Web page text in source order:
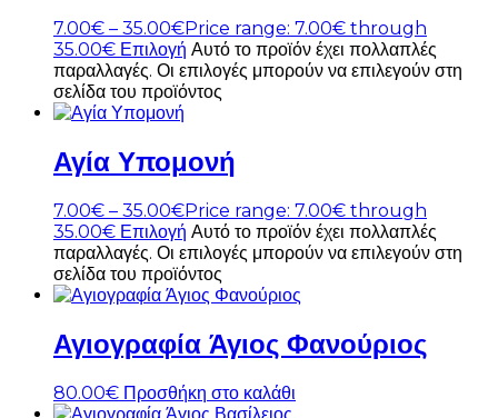
7.00€ – 35.00€Price range: 7.00€ through
35.00€ Επιλογή Αυτό το προϊόν έχει πολλαπλές
παραλλαγές. Οι επιλογές μπορούν να επιλεγούν στη
σελίδα του προϊόντος
Αγία Υπομονή
7.00€ – 35.00€Price range: 7.00€ through
35.00€ Επιλογή Αυτό το προϊόν έχει πολλαπλές
παραλλαγές. Οι επιλογές μπορούν να επιλεγούν στη
σελίδα του προϊόντος
Αγιογραφία Άγιος Φανούριος
80.00€ Προσθήκη στο καλάθι